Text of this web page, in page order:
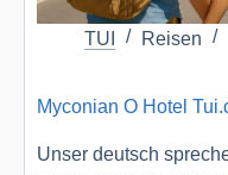
TUI Reisen
Myconian O Hotel
Unser deutsch